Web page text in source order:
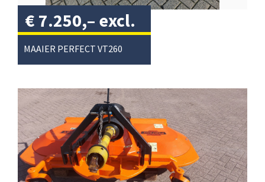
MAAIER PERFECT VT260
€ 7.250,– excl.
btw/